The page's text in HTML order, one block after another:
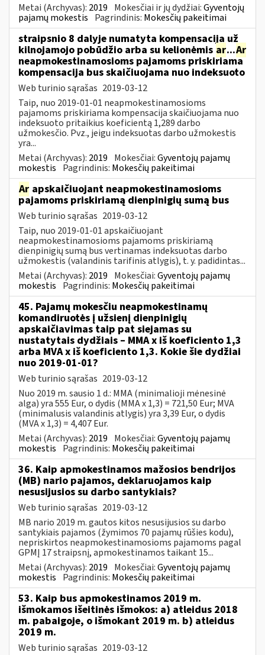
Metai (Archyvas): 2019 Mokesčiai ir jų dydžiai:Gyventojų
pajamų mokestis Pagrindinis: Mokesčių pakeitimai
straipsnio 8 dalyje numatyta kompensacija už
kilnojamojo pobūdžio arba su kelionėmis ar...Ar
neapmokestinamosioms pajamoms priskiriama
kompensacija bus skaičiuojama nuo indeksuoto
Web turinio sąrašas 2019-03-12
Taip, nuo 2019-01-01 neapmokestinamosioms
pajamoms priskiriama kompensacija skaičiuojama nuo
indeksuoto pritaikius koeficientą 1,289 darbo
užmokesčio. Pvz., jeigu indeksuotas darbo užmokestis
yra...
Metai (Archyvas): 2019 Mokesčiai:Gyventojų pajamų
mokestis Pagrindinis: Mokesčių pakeitimai
Ar apskaičiuojant neapmokestinamosioms
pajamoms priskiriamą dienpinigių sumą bus
Web turinio sąrašas 2019-03-12
Taip, nuo 2019-01-01 apskaičiuojant
neapmokestinamosioms pajamoms priskiriamą
dienpinigių sumą bus vertinamas indeksuotas darbo
užmokestis (valandinis tarifinis atlygis), t. y. padidintas...
Metai (Archyvas): 2019 Mokesčiai:Gyventojų pajamų
mokestis Pagrindinis: Mokesčių pakeitimai
45. Pajamų mokesčiu neapmokestinamų
komandiruotės į užsienį dienpinigių
apskaičiavimas taip pat siejamas su
nustatytais dydžiais – MMA x iš koeficiento 1,3
arba MVA x iš koeficiento 1,3. Kokie šie dydžiai
nuo 2019-01-01?
Web turinio sąrašas 2019-03-12
Nuo 2019 m. sausio 1 d.: MMA (minimalioji mėnesinė
alga) yra 555 Eur, o dydis (MMA x 1,3) = 721,50 Eur; MVA
(minimalusis valandinis atlygis) yra 3,39 Eur, o dydis
(MVA x 1,3) = 4,407 Eur.
Metai (Archyvas): 2019 Mokesčiai:Gyventojų pajamų
mokestis Pagrindinis: Mokesčių pakeitimai
36. Kaip apmokestinamos mažosios bendrijos
(MB) nario pajamos, deklaruojamos kaip
nesusijusios su darbo santykiais?
Web turinio sąrašas 2019-03-12
MB nario 2019 m. gautos kitos nesusijusios su darbo
santykiais pajamos (žymimos 70 pajamų rūšies kodu),
nepriskirtos neapmokestinamosioms pajamoms pagal
GPMĮ 17 straipsnį, apmokestinamos taikant 15...
Metai (Archyvas): 2019 Mokesčiai:Gyventojų pajamų
mokestis Pagrindinis: Mokesčių pakeitimai
53. Kaip bus apmokestinamos 2019 m.
išmokamos išeitinės išmokos: a) atleidus 2018
m. pabaigoje, o išmokant 2019 m. b) atleidus
2019 m.
Web turinio sąrašas 2019-03-12